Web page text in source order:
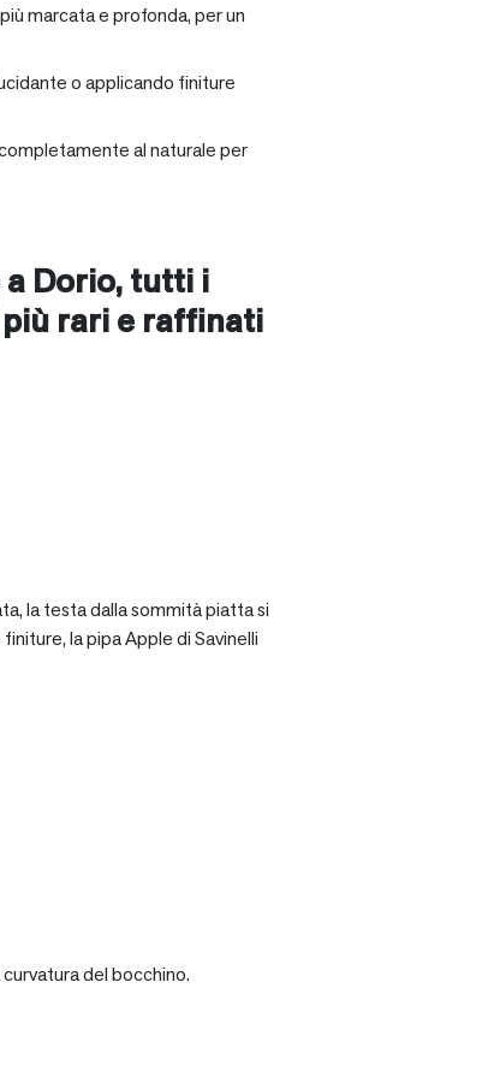
marcata e profonda, per un
o applicando finiture
al naturale per
Dorio, tutti i
rari e raffinati
la testa dalla sommità piatta si
la pipa Apple di Savinelli
del bocchino.